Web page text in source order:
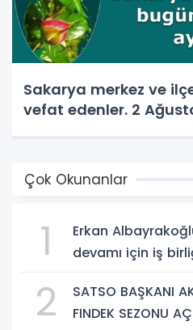
Sakarya merkez ve
vefat edenler. 2
Çok Okunanlar
1
Erkan
devamı için iş
2
SATSO BAŞKANI
FINDEK SEZONU